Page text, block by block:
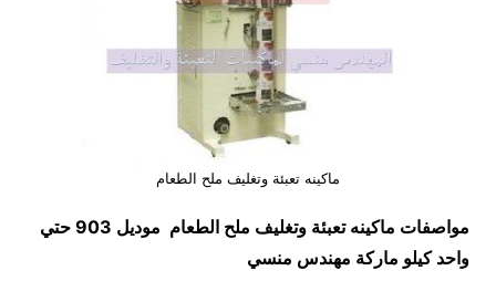
ماكينه تعبئة وتغليف ملح الطعام
مواصفات ماكينه تعبئة وتغليف ملح الطعام
موديل 903 حتي
واحد كيلو ماركة مهندس منسي